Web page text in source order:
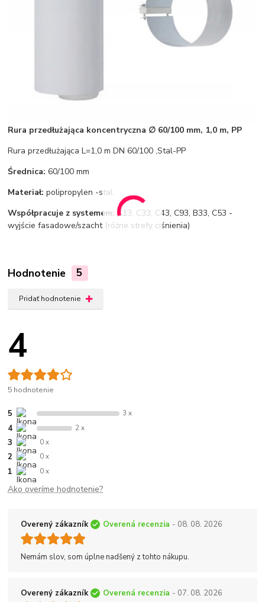
Rura przedłużająca koncentryczna ∅ 60/100 mm, 1,0 m, PP
Rura przedłużająca L=1,0 m DN 60/100 ,Stal-PP
Średnica: 60/100 mm
Materiał: polipropylen -stal
Współpracuje z systemem: C13, C33, C43, C93, B33, C53 -
wyjście fasadowe/szacht (różne strefy ciśnienia)
Hodnotenie 5
Pridať hodnotenie
4
5 hodnotenie
5 3 x
4 2 x
3 0 x
2 0 x
1 0 x
Ako overíme hodnotenie?
Overený zákazník Overená recenzia - 08. 08. 2026
Nemám slov, som úplne nadšený z tohto nákupu.
Overený zákazník Overená recenzia - 07. 08. 2026